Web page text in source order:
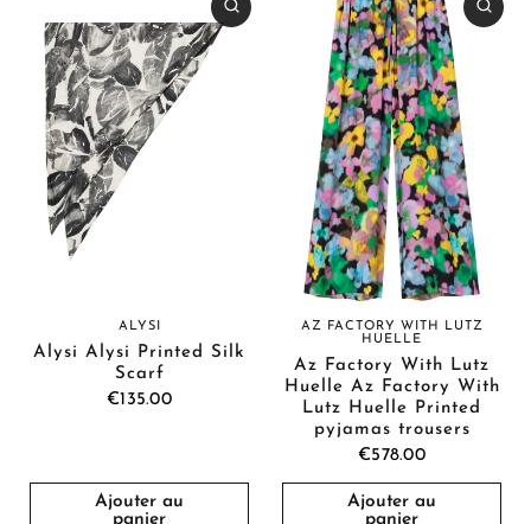
ALYSI
Alysi Alysi Printed Silk
Scarf
€135.00
Ajouter au
panier
AZ FACTORY WITH LUTZ
HUELLE
Az Factory With Lutz
Huelle Az Factory With
Lutz Huelle Printed
pyjamas trousers
€578.00
Ajouter au
panier